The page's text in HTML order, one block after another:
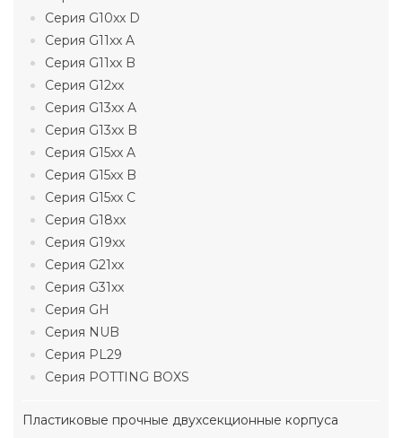
Серия G10xx D
Серия G11xx A
Серия G11xx B
Серия G12xx
Серия G13xx A
Серия G13xx B
Серия G15xx A
Серия G15xx B
Серия G15xx C
Серия G18xx
Серия G19xx
Серия G21xx
Серия G31xx
Серия GH
Серия NUB
Серия PL29
Серия POTTING BOXS
Пластиковые прочные двухсекционные корпуса